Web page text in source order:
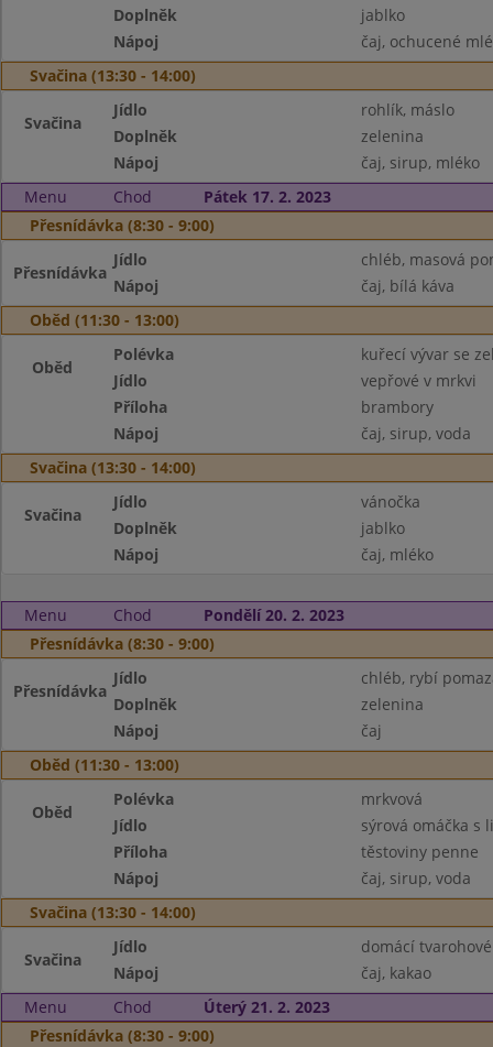
Doplněk
jablko
Nápoj
čaj, ochucené
Svačina (13:30 - 14:00)
Svačina
Jídlo
rohlík, máslo
Doplněk
zelenina
Nápoj
čaj, sirup, mléko
Menu
Chod
Pátek 17. 2. 2023
Přesnídávka (8:30 - 9:00)
Přesnídávka
Jídlo
chléb, masová
Nápoj
čaj, bílá káva
Oběd (11:30 - 13:00)
Oběd
Polévka
kuřecí vývar se
Jídlo
vepřové v mrkvi
Příloha
brambory
Nápoj
čaj, sirup, voda
Svačina (13:30 - 14:00)
Svačina
Jídlo
vánočka
Doplněk
jablko
Nápoj
čaj, mléko
Menu Chod
Pondělí 20. 2. 2023
Přesnídávka (8:30 - 9:00)
Přesnídávka
Jídlo
chléb, rybí
Doplněk
zelenina
Nápoj
čaj
Oběd (11:30 - 13:00)
Oběd
Polévka
mrkvová
Jídlo
sýrová omáčka s
Příloha
těstoviny penne
Nápoj
čaj, sirup, voda
Svačina (13:30 - 14:00)
Svačina
Jídlo
domácí
Nápoj
čaj, kakao
Menu
Chod
Úterý 21. 2. 2023
Přesnídávka (8:30 - 9:00)